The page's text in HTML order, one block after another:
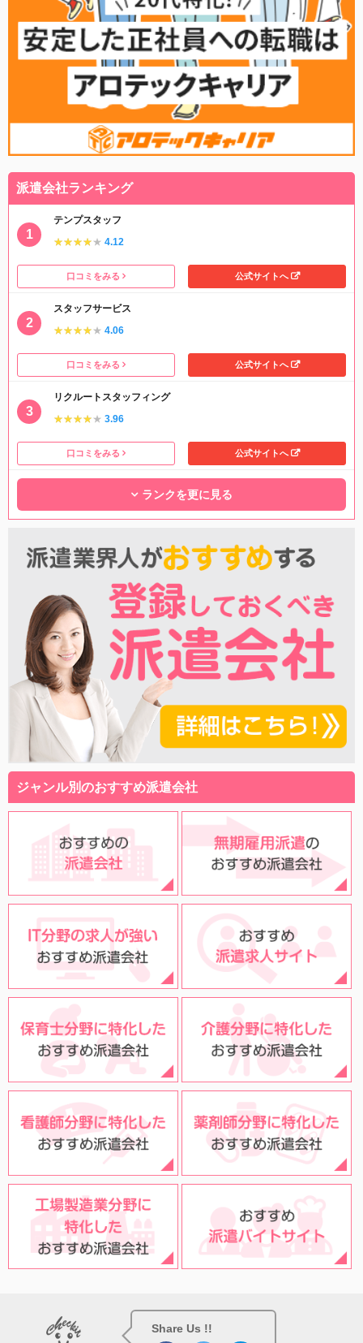
派遣会社ランキング
テンプスタッフ
★★★★★
★★★★★ 4.12
口コミをみる 公式サイトへ
スタッフサービス
★★★★★
★★★★★ 4.06
口コミをみる 公式サイトへ
リクルートスタッフィング
★★★★★
★★★★★ 3.96
口コミをみる 公式サイトへ
ランクを更に見る
ジャンル別のおすすめ派遣会社
Share Us !!